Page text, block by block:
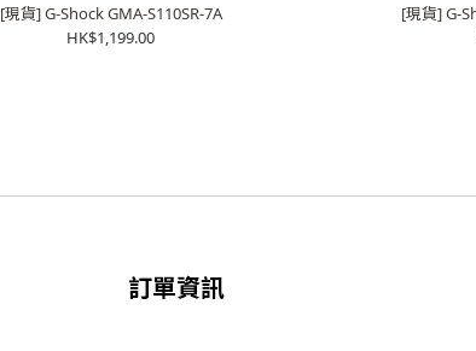
[現貨] G-Shock GMA-S110SR-7A
HK$1,199.00
[現貨] G-
訂單資訊